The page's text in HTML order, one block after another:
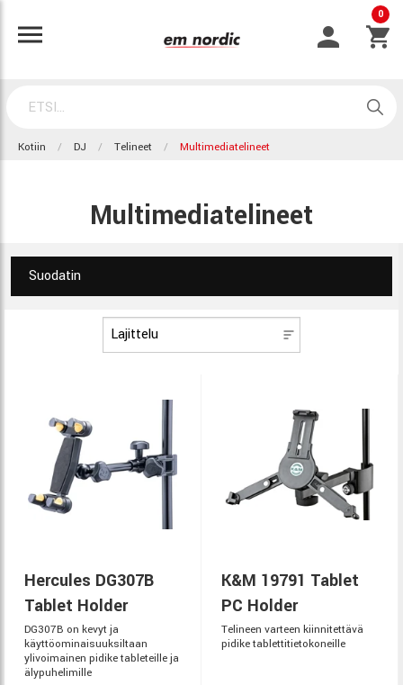
0
Kotiin DJ Telineet Multimediatelineet
Multimediatelineet
Suodatin
Hercules DG307B
Tablet Holder
DG307B on kevyt ja
käyttöominaisuuksiltaan
ylivoimainen pidike tableteille ja
älypuhelimille
K&M 19791 Tablet
PC Holder
Telineen varteen kiinnitettävä
pidike tablettitietokoneille